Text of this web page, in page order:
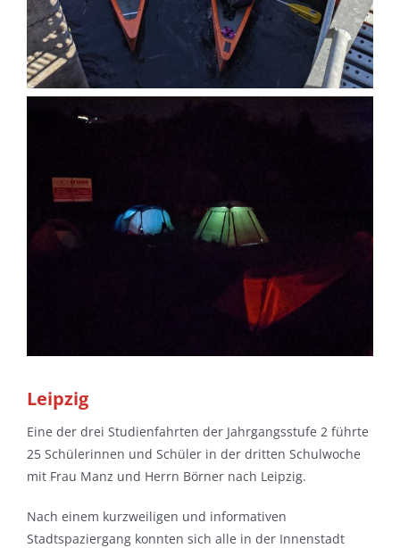
Leipzig
Eine der drei Studienfahrten der Jahrgangsstufe 2 führte
25 Schülerinnen und Schüler in der dritten Schulwoche
mit Frau Manz und Herrn Börner nach Leipzig.
Nach einem kurzweiligen und informativen
Stadtspaziergang konnten sich alle in der Innenstadt